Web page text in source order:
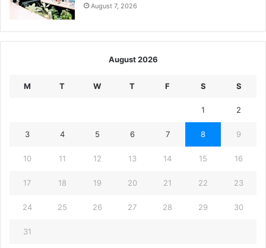
August 7, 2026
August 2026
M T W T F S S
1 2
3 4 5 6 7 8 9
10 11 12 13 14 15 16
17 18 19 20 21 22 23
24 25 26 27 28 29 30
31